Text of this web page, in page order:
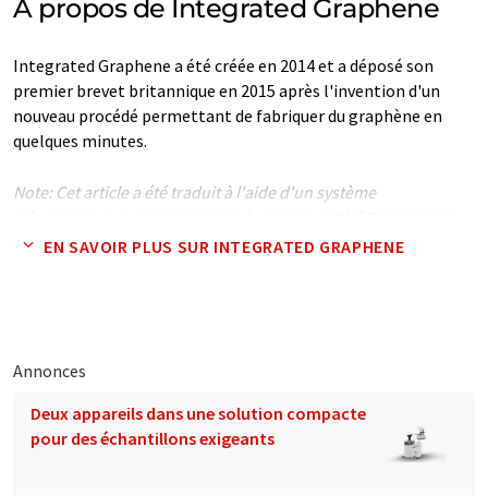
À propos de Integrated Graphene
Integrated Graphene a été créée en 2014 et a déposé son
premier brevet britannique en 2015 après l'invention d'un
nouveau procédé permettant de fabriquer du graphène en
quelques minutes.
Note: Cet article a été traduit à l'aide d'un système
ces traductions automatiques pour présenter un plus large
EN SAVOIR PLUS SUR INTEGRATED GRAPHENE
Annonces
Deux appareils dans une solution compacte
pour des échantillons exigeants